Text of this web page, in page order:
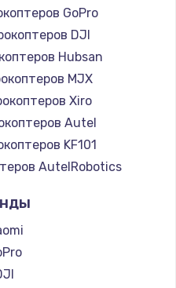
GoPro
DJI
Hubsan
MJX
Xiro
Autel
KF101
AutelRobotics